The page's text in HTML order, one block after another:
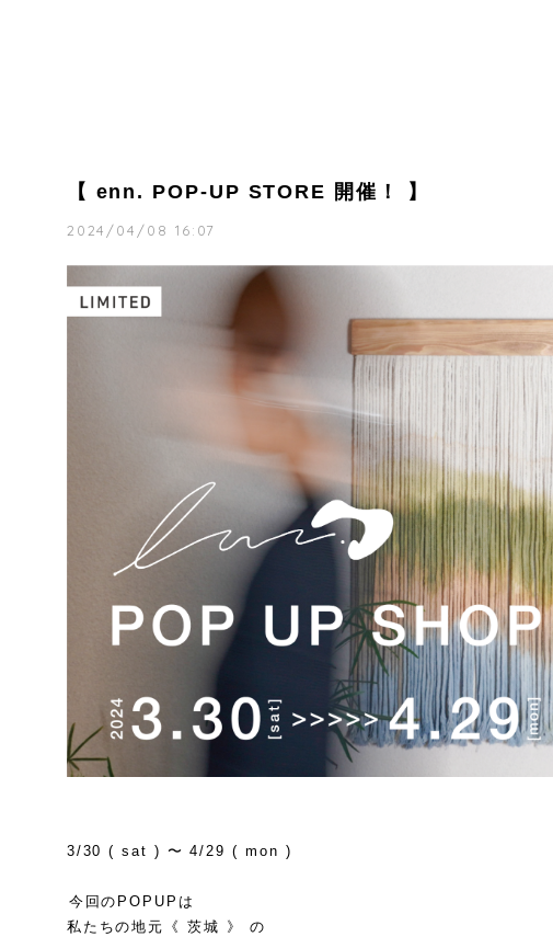
【 enn. POP-UP STORE 開催！ 】
2024/04/08 16:07
3/30 ( sat ) 〜 4/29 ( mon )
⁡今回のPOPUPは
私たちの地元《 茨城 》 の